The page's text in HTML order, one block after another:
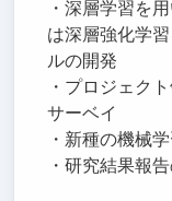
・深層学習を
は深層強化学
ルの開発
・プロジェク
サーベイ
・新種の機械
・研究結果報